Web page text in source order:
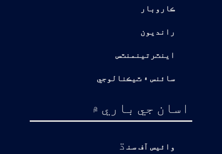
ڪاروبار
رانديون
اينٽرتينمنٽس
سائنس ۽ ٽيڪنالوجي
اسان جي باري ۾
وائيس آف سن ڌ